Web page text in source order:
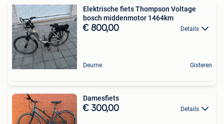
Elektrische fiets Thompson Voltage
bosch middenmotor 1464km
€ 800,00 Details
Deurne Gisteren
Damesfiets
€ 300,00 Details